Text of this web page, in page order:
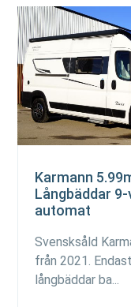
Karmann
Långbäddar 9-
automat
Svensksåld
från 2021.
långbäddar ba...